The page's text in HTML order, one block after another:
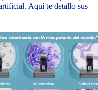
Aquí te detallo sus